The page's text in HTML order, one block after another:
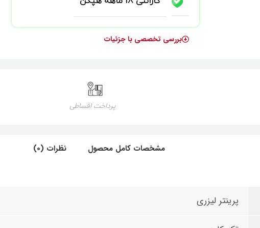
بررسی تخصصی با جزئیات
پرداخت اقساطی
مشخصات کامل محصول نظرات (0)
پرینتر لیزری